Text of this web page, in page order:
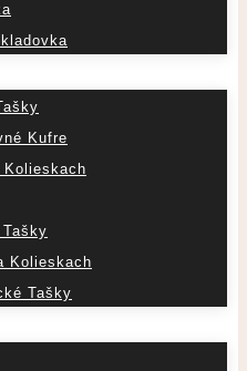
Kufre
Kolieskach
Kolieskach
Tašky